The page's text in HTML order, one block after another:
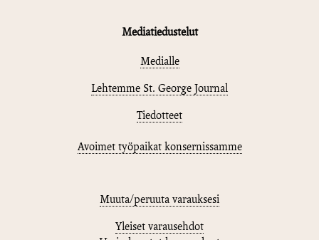
Mediatiedustelut
Medialle
Lehtemme St. George Journal
Tiedotteet
Avoimet työpaikat konsernissamme
Muuta/peruuta varauksesi
Yleiset varausehdot